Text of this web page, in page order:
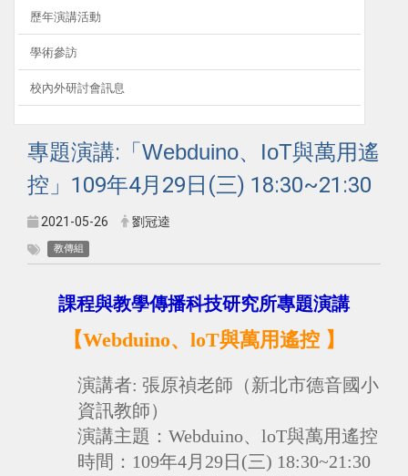
歷年演講活動
學術參訪
校內外研討會訊息
專題演講:「Webduino、IoT與萬用遙
控 」109年4月29日(三) 18:30~21:30
2021-05-26 劉冠逵
教傳組
課程與教學傳播科技研究所專題演講
【Webduino、loT與萬用遙控 】
演講者: 張原禎老師 （新北市德音國小
資訊教師）
演講主題： Webduino、loT與萬用遙控
時間： 109年4月29日(三) 18:30~21:30